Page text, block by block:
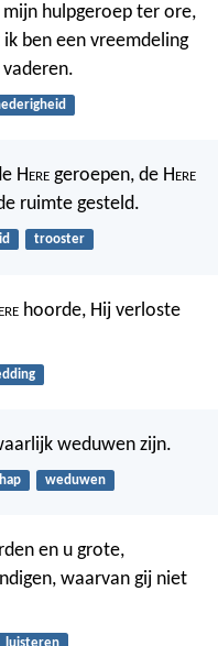
mijn hulpgeroep ter ore,
ben een vreemdeling
Here geroepen, de Here
ruimte gesteld.
trooster
ere hoorde, Hij verloste
weduwen zijn.
weduwen
en u grote,
waarvan gij niet